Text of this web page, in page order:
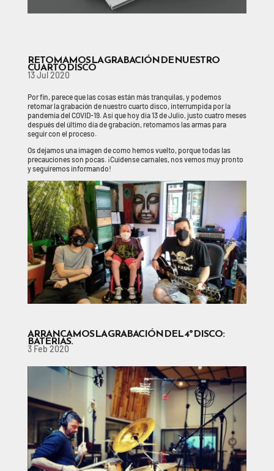
RETOMAMOS LA GRABACIÓN DE NUESTRO
CUARTO DISCO
13 Jul 2020
Por fin, parece que las cosas están más tranquilas, y podemos
retomar la grabación de nuestro cuarto disco, interrumpida por la
pandemia del COVID-19. Así que hoy día 13 de Julio, justo cuatro meses
después del último día de grabación, retomamos las armas para
seguir con el proceso.
Os dejamos una imagen de como hemos vuelto, porque todas las
precauciones son pocas. ¡Cuidense carnales, nos vemos muy pronto
y seguiremos informando!
ARRANCAMOS LA GRABACIÓN DEL 4º DISCO:
BATERÍAS.
3 Feb 2020